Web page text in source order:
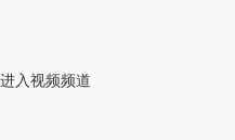
进入视频频道